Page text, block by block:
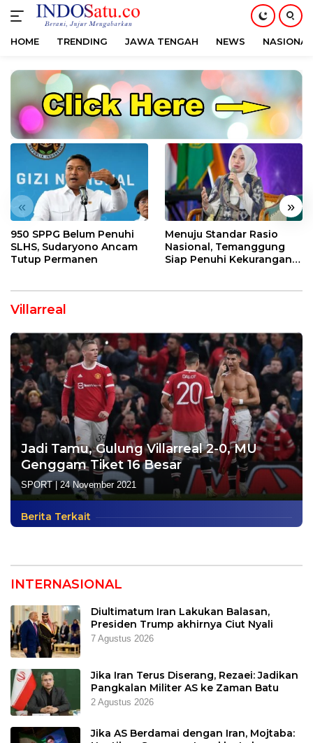
konten
HOME TRENDING JAWA TENGAH NEWS NASIONAL
« »
950 SPPG Belum Penuhi
SLHS, Sudaryono Ancam
Tutup Permanen
Menuju Standar Rasio
Nasional, Temanggung
Siap Penuhi Kekurangan
Villarreal
Jadi Tamu, Gulung Villarreal 2-0, MU
Genggam Tiket 16 Besar
SPORT| 24 November 2021
Berita Terkait
INTERNASIONAL
Diultimatum Iran Lakukan Balasan,
Presiden Trump akhirnya Ciut Nyali
7 Agustus 2026
Jika Iran Terus Diserang, Rezaei: Jadikan
Pangkalan Militer AS ke Zaman Batu
2 Agustus 2026
Jika AS Berdamai dengan Iran, Mojtaba: